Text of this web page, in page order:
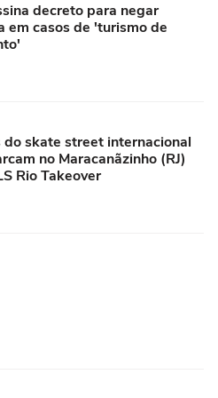
decreto para negar
em casos de 'turismo de
do skate street internacional
no Maracanãzinho (RJ)
Rio Takeover